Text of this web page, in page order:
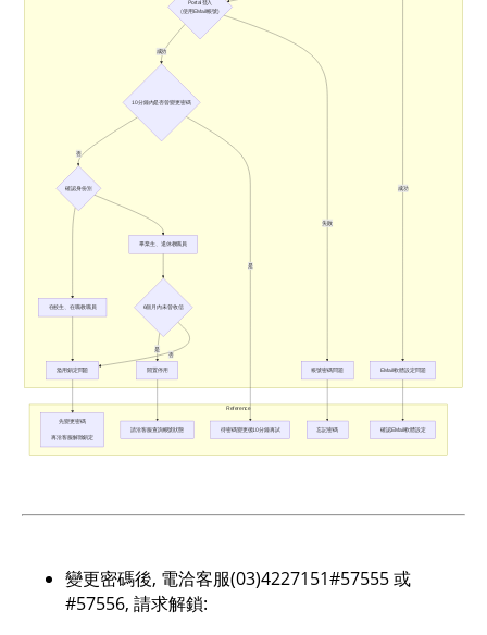
變更密碼後, 電洽客服(03)4227151#57555 或
#57556, 請求解鎖: